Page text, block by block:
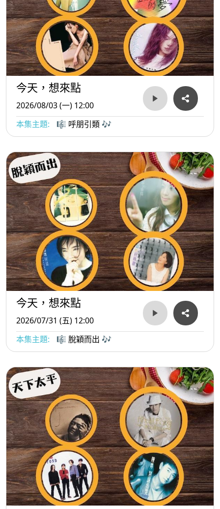
今天，想來點
2026/08/03 (一) 12:00
本集主題:
🎼 呼朋引類 🎶
今天，想來點
2026/07/31 (五) 12:00
本集主題:
🎼 脫穎而出 🎶